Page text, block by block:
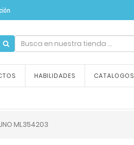
tu emoción
HABILIDADES CATALOGOS
ML354203